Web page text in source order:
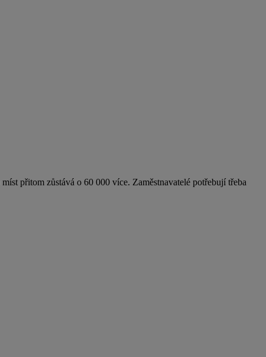
přitom zůstává o 60 000 více. Zaměstnavatelé potřebují třeba